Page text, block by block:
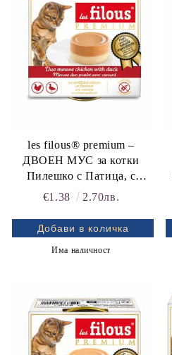
les filous® premium –
ДВОЕН МУС за котки
Пилешко с Патица, с
гладка текстура
€1.38 2.70лв.
Има наличност